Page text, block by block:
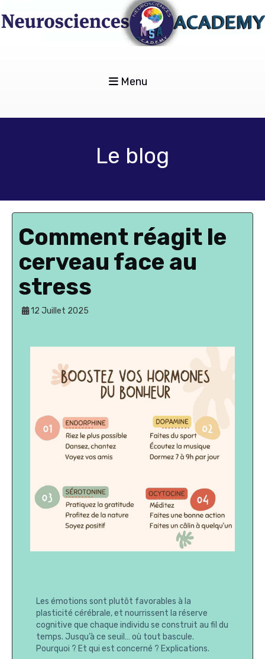
Menu
Le blog
Comment réagit le
cerveau face au
stress
12 Juillet 2025
Les émotions sont plutôt favorables à la
plasticité cérébrale, et nourrissent la réserve
cognitive que chaque individu se construit au fil du
temps. Jusqu’à ce seuil… où tout bascule.
Pourquoi ? Et qui est concerné ? Explications.